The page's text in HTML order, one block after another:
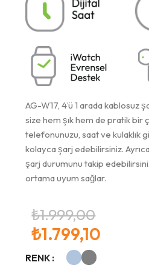
AG-W17, 4’ü 1 arada kablosuz
size hem şık hem de pratik bir
telefonunuzu, saat ve kulaklık
kolayca şarj edebilirsiniz.
şarj durumunu takip
ortama uyum sağlar.
₺1.999,00
₺1.799,10
RENK